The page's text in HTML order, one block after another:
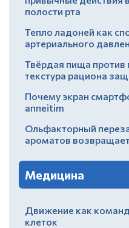
полости рта
Тепло ладоней как
артериального
Твёрдая пища против
текстура рациона
Почему экран
аппеitim
Ольфакторный
ароматов
Медицина
Движение как
клеток